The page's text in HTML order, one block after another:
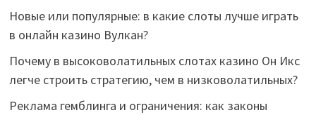
Новые или популярные: в какие слоты лучше играть
в онлайн казино Вулкан?
Почему в высоковолатильных слотах казино Он Икс
легче строить стратегию, чем в низковолатильных?
Реклама гемблинга и ограничения: как законы